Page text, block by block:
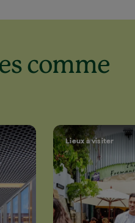
comme
Lieux à visiter